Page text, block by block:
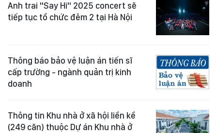
Anh trai "Say Hi" 2025 concert sẽ
tiếp tục tổ chức đêm 2 tại Hà Nội
Thông báo bảo vệ luận án tiến sĩ
cấp trường - ngành quản trị kinh
doanh
Thông tin Khu nhà ở xã hội liền kề
(249 căn) thuộc Dự án Khu nhà ở